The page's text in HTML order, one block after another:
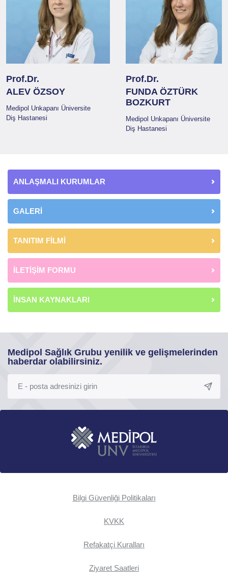
Prof.Dr.
ALEV ÖZSOY
Medipol Unkapanı Üniversite
Diş Hastanesi
Prof.Dr.
FUNDA ÖZTÜRK
BOZKURT
Medipol Unkapanı Üniversite
Diş Hastanesi
ANLAŞMALI KURUMLAR
GALERİ
TANITIM FİLMİ
İLETİŞİM FORMU
İNSAN KAYNAKLARI
Medipol Sağlık Grubu yenilik ve gelişmelerinden
haberdar olabilirsiniz.
Bilgi Güvenliği Politikaları
KVKK
Refakatçi Kuralları
Ziyaret Saatleri